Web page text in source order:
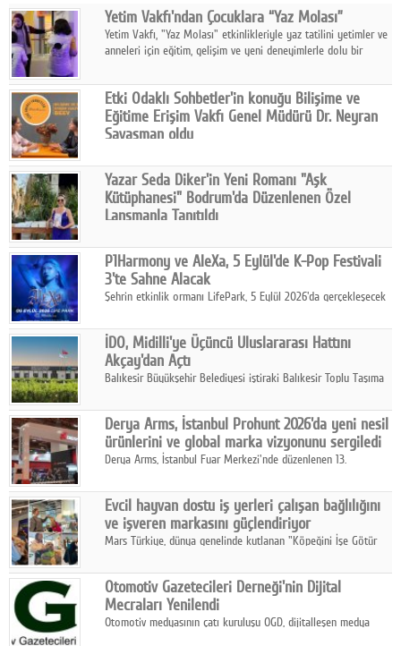
Facebook
Diziler
Karikatür
Youtube
Polemik
Reklam
Yazarlar
Künye
SOSYAL MEDYA
Facebook
Twitter
Google Plus
© 2026 TÜM HAKLARI SAKLIDIR
Yetim Vakfı'ndan Çocuklara “Yaz Molası”
Yetim Vakfı, "Yaz Molası" etkinlikleriyle yaz tatilini yetimler ve
anneleri için eğitim, gelişim ve yeni deneyimlerle dolu bir
Etki Odaklı Sohbetler'in konuğu Bilişime ve
Eğitime Erişim Vakfı Genel Müdürü Dr. Neyran
Savaşman oldu
vakfın bu ihtiyaçtan doğan çalışmaları, Kıvılcım Programı, yapay
zekânın eğitimde kullanımı ve gelecek dönem hedefleri ele
alındı.
Yazar Seda Diker'in Yeni Romanı "Aşk
Kütüphanesi" Bodrum'da Düzenlenen Özel
Lansmanla Tanıtıldı
Diker'in 13. kitabı “Aşk Kütüphanesi” 6 Ağustos'ta Casa dell'Arte
Bodrum'da düzenlenen özel lansmanla okurlarıyla buluştu.
P1Harmony ve AleXa, 5 Eylül'de K-Pop Festivali
3'te Sahne Alacak
Şehrin etkinlik ormanı LifePark, 5 Eylül 2026'da gerçekleşecek
haritasında önemli bir destinasyon haline getirmeye
hazırlanıyor.
İDO, Midilli'ye Üçüncü Uluslararası Hattını
Akçay'dan Açtı
Balıkesir Büyükşehir Belediyesi iştiraki Balıkesir Toplu Taşıma
Midilli hattının resmi açılışı gerçekleştirildi.
Derya Arms, İstanbul Prohunt 2026'da yeni nesil
ürünlerini ve global marka vizyonunu sergiledi
Derya Arms, İstanbul Fuar Merkezi'nde düzenlenen 13.
Fuarı'nda sektör profesyonelleri, iş ortakları, bayiler ve son
kullanıcılarla bir araya geldi.
Evcil hayvan dostu iş yerleri çalışan bağlılığını
ve işveren markasını güçlendiriyor
Mars Türkiye, dünya genelinde kutlanan "Köpeğini İşe Götür
çalışan bağlılığı, iyi olma hali ve işveren markası üzerindeki
etkisine dikkat çekti.
Otomotiv Gazetecileri Derneği'nin Dijital
Mecraları Yenilendi
Otomotiv medyasının çatı kuruluşu OGD, dijitalleşen medya